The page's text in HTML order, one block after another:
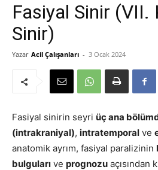
Fasiyal Sinir (VII.
Sinir)
Yazar Acil Çalışanları - 3 Ocak 2024
Fasiyal sinirin seyri üç ana
(intrakraniyal), intratemporal ve
anatomik ayrım, fasiyal paralizinin
bulguları ve prognozu açısından